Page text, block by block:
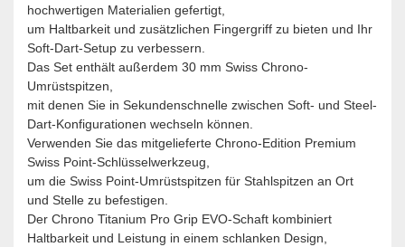
hochwertigen Materialien gefertigt,
um Haltbarkeit und zusätzlichen Fingergriff zu bieten und Ihr
Soft-Dart-Setup zu verbessern.
Das Set enthält außerdem 30 mm Swiss Chrono-
Umrüstspitzen,
mit denen Sie in Sekundenschnelle zwischen Soft- und Steel-
Dart-Konfigurationen wechseln können.
Verwenden Sie das mitgelieferte Chrono-Edition Premium
Swiss Point-Schlüsselwerkzeug,
um die Swiss Point-Umrüstspitzen für Stahlspitzen an Ort
und Stelle zu befestigen.
Der Chrono Titanium Pro Grip EVO-Schaft kombiniert
Haltbarkeit und Leistung in einem schlanken Design,